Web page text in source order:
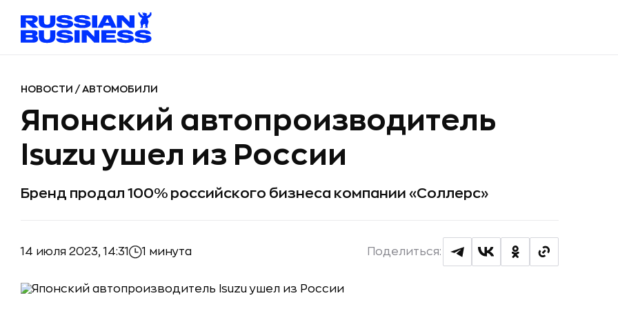
НОВОСТИ / АВТОМОБИЛИ
Японский автопроизводитель
Isuzu ушел из России
Бренд продал 100% российского бизнеса компании «Соллерс»
14 июля 2023, 14:31 1 минута Поделиться: